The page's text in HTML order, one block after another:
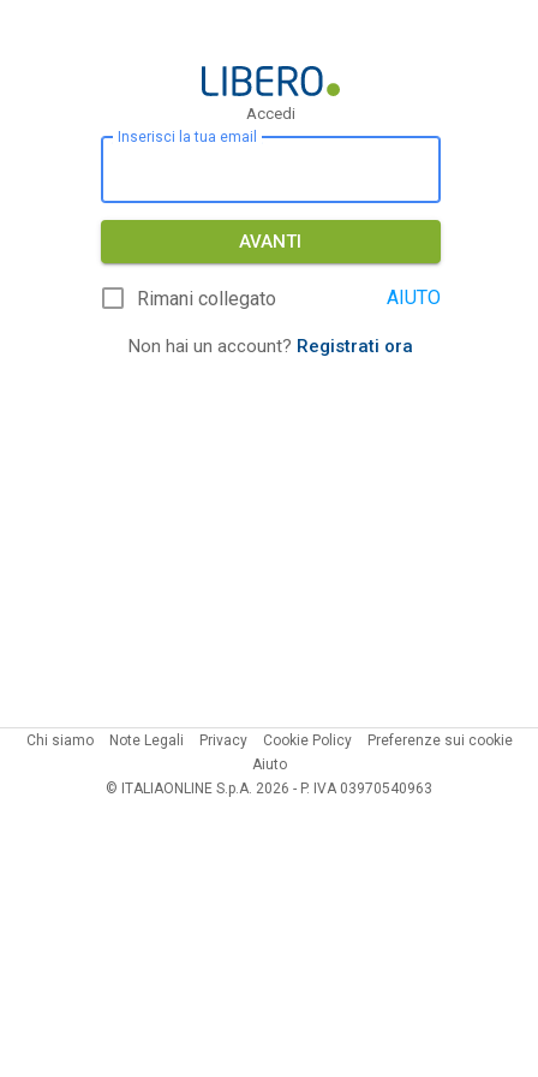
Accedi
Inserisci la tua email
AVANTI
Rimani collegato AIUTO
Non hai un account? Registrati ora
Chi siamo Note Legali Privacy Cookie Policy
Preferenze sui cookie
Aiuto
© ITALIAONLINE S.p.A. 2026 - P. IVA 03970540963